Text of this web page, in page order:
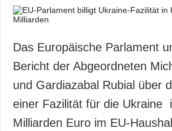
Politik
Militär
Gesellschaft und
Kultur
Sport
Kriminalität
Das Europäische Parlament
Bericht der Abgeordneten
und Gardiazabal Rubial über
einer Fazilität für die Ukraine
Milliarden Euro im EU-